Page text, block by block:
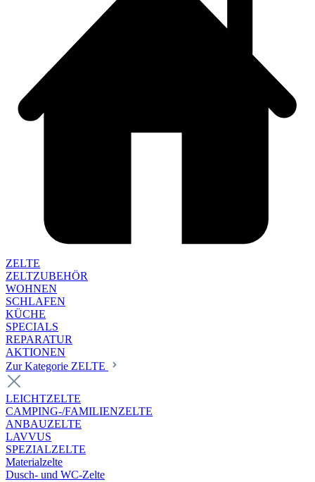
ZELTE
ZELTZUBEHÖR
WOHNEN
SCHLAFEN
KÜCHE
SPECIALS
REPARATUR
AKTIONEN
Zur Kategorie ZELTE
LEICHTZELTE
CAMPING-/FAMILIENZELTE
ANBAUZELTE
LAVVUS
SPEZIALZELTE
Materialzelte
Dusch- und WC-Zelte